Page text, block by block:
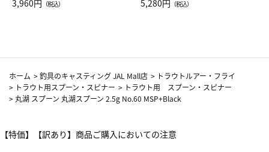
Drop JAL客室乗務員（LC）ス
3,960円 （税込）
ト（レッドワイン）
5,280円 （税込）
ホーム >釣具のキャスティング JAL Mall店 > トラウトルアー・フライ
> トラウト用スプーン・スピナー > トラウト用 スプーン・スピナー
> 丸湖 スプーン 丸湖スプーン 2.5g No.60 MSP+Black
【特価】【訳あり】商品ご購入においての注意